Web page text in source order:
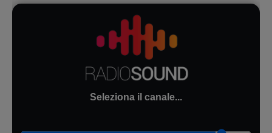
Seleziona il canale...